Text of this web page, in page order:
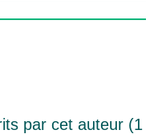
par cet auteur (1